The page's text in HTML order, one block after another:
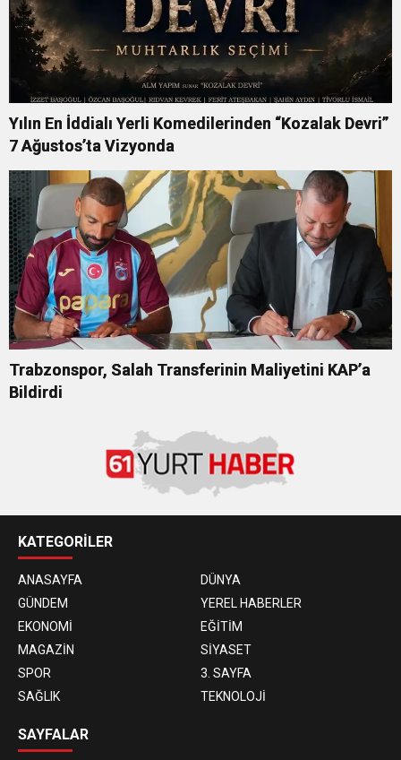
Yılın En İddialı Yerli Komedilerinden “Kozalak Devri”
7 Ağustos’ta Vizyonda
Trabzonspor, Salah Transferinin Maliyetini KAP’a
Bildirdi
KATEGORİLER
ANASAYFA
DÜNYA
GÜNDEM
YEREL HABERLER
EKONOMİ
EĞİTİM
MAGAZİN
SİYASET
SPOR
3. SAYFA
SAĞLIK
TEKNOLOJİ
SAYFALAR